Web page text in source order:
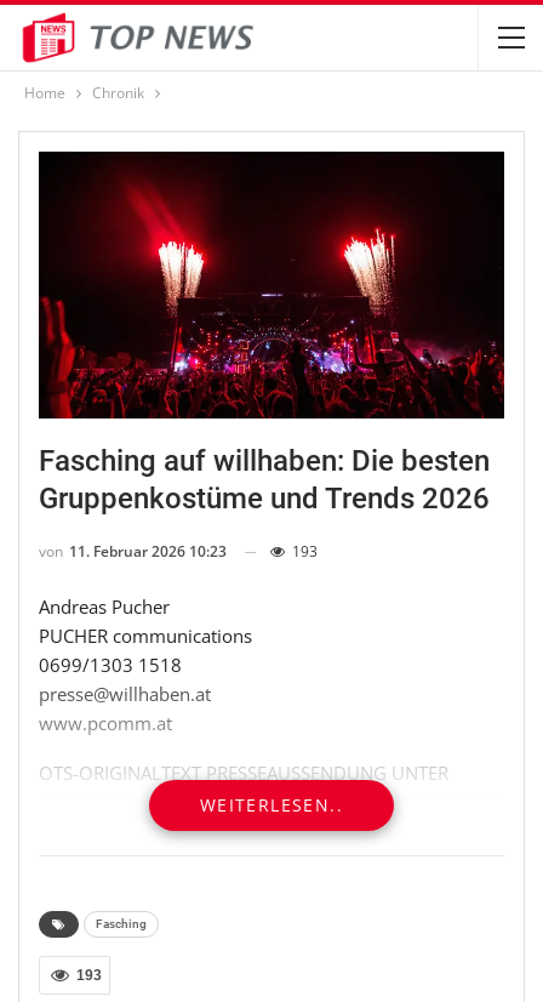
Home Chronik
Fasching auf willhaben: Die besten
Gruppenkostüme und Trends 2026
von 11. Februar 2026 10:23 193
Andreas Pucher
PUCHER communications
0699/1303 1518
presse@willhaben.at
www.pcomm.at
OTS-ORIGINALTEXT PRESSEAUSSENDUNG UNTER
AUSSCHLIESSLICHER INHALTLICHER VERANTWORTUNG
DES AUSSENDERS. www.ots.at
© Copyright APA-OTS Originaltext-Service GmbH und
WEITERLESEN..
Fasching
193